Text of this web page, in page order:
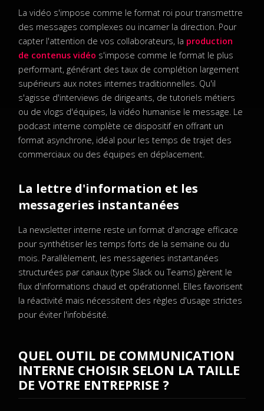
La vidéo s'impose comme le format roi pour transmettre
des messages complexes ou incarner la direction. Pour
capter l'attention de vos collaborateurs, la production
de contenus vidéo s'impose comme le format le plus
performant, générant des taux de complétion largement
supérieurs aux notes internes traditionnelles. Qu'il
s'agisse d'interviews de dirigeants, de tutoriels métiers
ou de vlogs d'équipes, la vidéo humanise le message. Le
podcast interne complète ce dispositif en offrant un
format asynchrone, idéal pour les temps de trajet des
commerciaux ou des équipes en déplacement.
La lettre d'information et les
messageries instantanées
La newsletter interne reste un format d'ancrage efficace
pour synthétiser les temps forts de la semaine ou du
mois. Parallèlement, les messageries instantanées
structurées par canaux (type Slack ou Teams) gèrent le
flux d'informations chaud et opérationnel. Elles favorisent
la réactivité mais nécessitent des règles d'usage strictes
pour éviter l'infobésité.
QUEL OUTIL DE COMMUNICATION
INTERNE CHOISIR SELON LA TAILLE
DE VOTRE ENTREPRISE ?